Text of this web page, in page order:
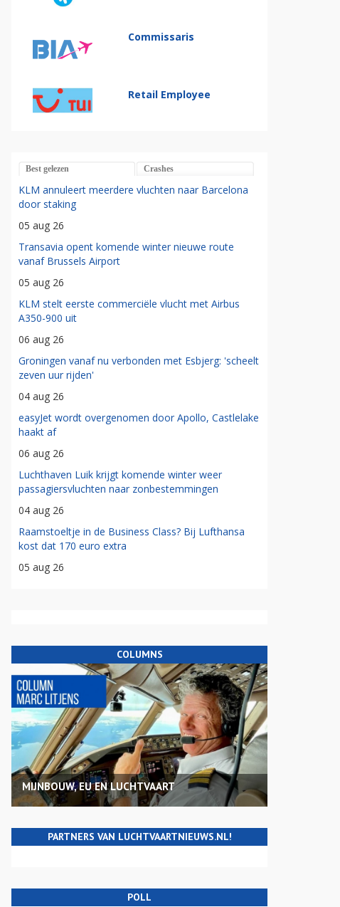
Commissaris
Retail Employee
Best gelezen Crashes
KLM annuleert meerdere vluchten naar Barcelona
door staking
05 aug 26
Transavia opent komende winter nieuwe route
vanaf Brussels Airport
05 aug 26
KLM stelt eerste commerciële vlucht met Airbus
A350-900 uit
06 aug 26
Groningen vanaf nu verbonden met Esbjerg: 'scheelt
zeven uur rijden'
04 aug 26
easyJet wordt overgenomen door Apollo, Castlelake
haakt af
06 aug 26
Luchthaven Luik krijgt komende winter weer
passagiersvluchten naar zonbestemmingen
04 aug 26
Raamstoeltje in de Business Class? Bij Lufthansa
kost dat 170 euro extra
05 aug 26
COLUMNS
MIJNBOUW, EU EN LUCHTVAART
PARTNERS VAN LUCHTVAARTNIEUWS.NL!
POLL